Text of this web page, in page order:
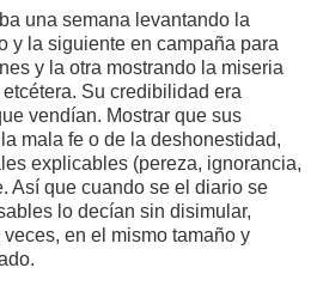
una semana levantando la
y la siguiente en campaña para
y la otra mostrando la miseria
Su credibilidad era
vendían. Mostrar que sus
mala fe o de la deshonestidad,
explicables (pereza, ignorancia,
Así que cuando se el diario se
lo decían sin disimular,
en el mismo tamaño y